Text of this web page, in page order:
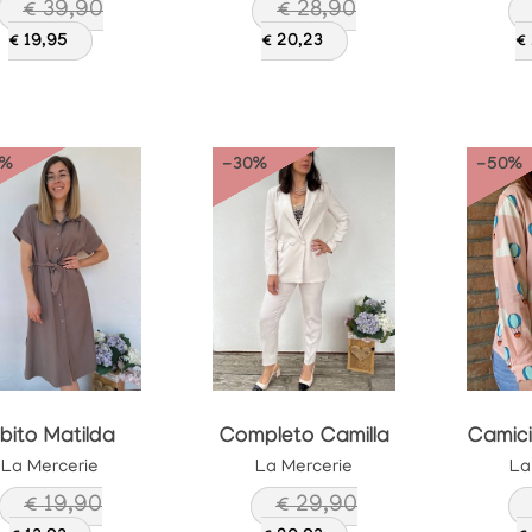
€ 39,90
€ 19,95
€ 28,90
€ 20,23 €
Matilda
La Mercerie
€ 19,90
-30%
Completo Camilla
La Mercerie
€ 29,90
-50%